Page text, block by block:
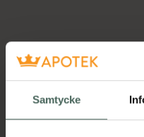
Samtycke